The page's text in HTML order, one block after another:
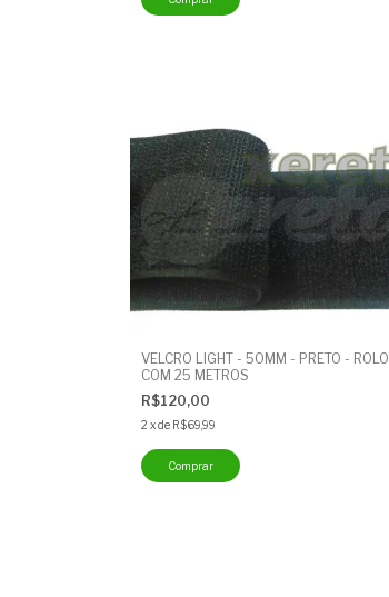
VELCRO LIGHT - 50MM - PRETO - ROLO
COM 25 METROS
R$120,00
2 xde R$69,99